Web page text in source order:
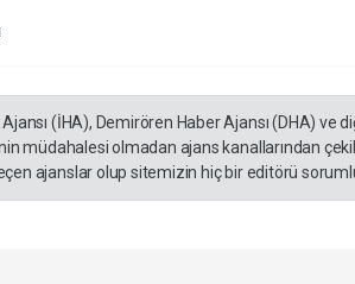
(İHA), Demirören Haber Ajansı (DHA) ve
müdahalesi olmadan ajans kanallarından
ajanslar olup sitemizin hiç bir editörü